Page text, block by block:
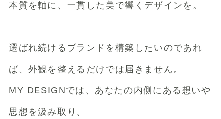
本質を軸に、一貫した美で響くデザインを。
選ばれ続けるブランドを構築したいのであれ
ば、外観を整えるだけでは届きません。
MY DESIGNでは、あなたの内側にある想いや
思想を汲み取り、